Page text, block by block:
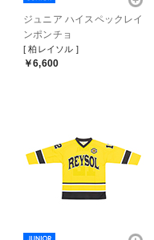
ジュニア ハイスペックレイ
ンポンチョ
[ 柏レイソル ]
￥6,600